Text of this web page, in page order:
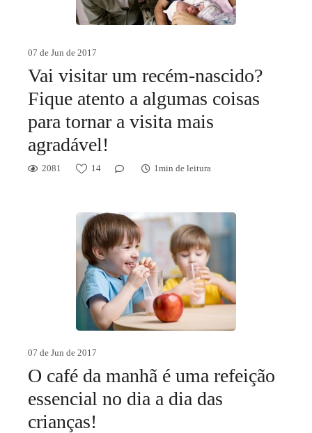
07 de Jun de 2017
Vai visitar um recém-nascido?
Fique atento a algumas coisas
para tornar a visita mais
agradável!
2081 14 1min de leitura
07 de Jun de 2017
O café da manhã é uma refeição
essencial no dia a dia das
crianças!